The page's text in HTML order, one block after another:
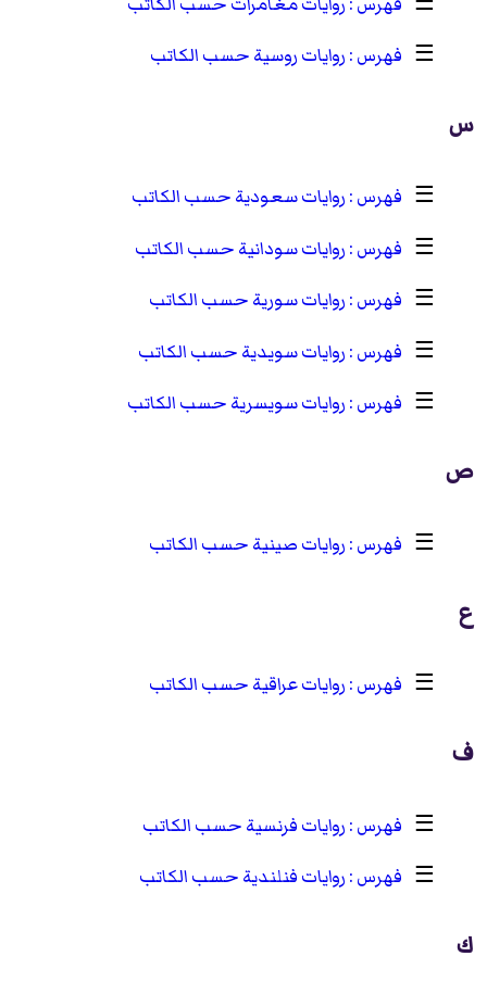
☰
روايات روسية حسب الكاتب
س
☰
روايات سعودية حسب الكاتب
☰
روايات سودانية حسب الكاتب
☰
روايات سورية حسب الكاتب
☰
روايات سويدية حسب الكاتب
☰
روايات سويسرية حسب الكاتب
ص
☰ روايات صينية حسب الكاتب
ع
☰ روايات عراقية حسب الكاتب
ف
☰
روايات فرنسية حسب الكاتب
☰
روايات فنلندية حسب الكاتب
ك